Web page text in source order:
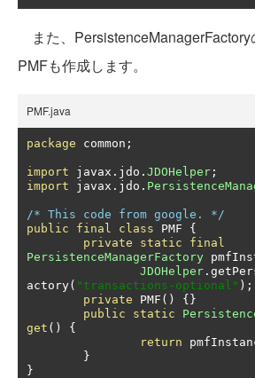
また、PersistenceManagerFactory
PMFも作成します。
PMF.java
package common ;
import javax . jdo . JDOHelper ;
import javax . jdo .
/* This code from google. */
public
final class PMF {
private
static
final
PersistenceManagerFactory
JDOHelper .
actory( "transactions-optional" );
private PMF ()
{}
public
static
get ()
{
return
}
}